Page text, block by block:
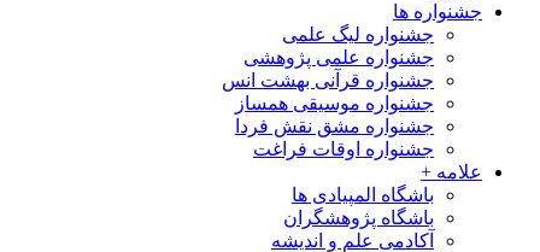
جشنواره ها
جشنواره لیگ علمی
جشنواره علمی پژوهشی
جشنواره قرآنی بهشت انس
جشنواره موسیقی همساز
جشنواره مشق نقش فردا
جشنواره اوقات فراغت
علامه +
باشگاه المپیادی ها
باشگاه پژوهشگران
آکادمی علم و اندیشه